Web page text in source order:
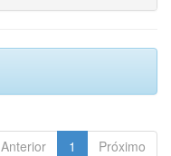
Anterior 1 Próximo